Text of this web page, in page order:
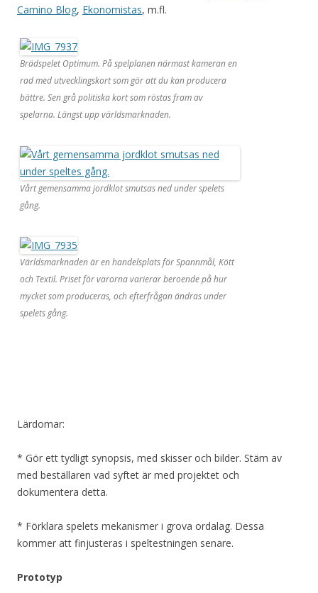
Camino Blog, Ekonomistas, m.fl.
Brädspelet Optimum. På spelplanen närmast kameran en
rad med utvecklingskort som gör att du kan producera
bättre. Sen grå politiska kort som röstas fram av
spelarna. Längst upp världsmarknaden.
Vårt gemensamma jordklot smutsas ned under spelets
gång.
Världsmarknaden är en handelsplats för Spannmål, Kött
och Textil. Priset för varorna varierar beroende på hur
mycket som produceras, och efterfrågan ändras under
spelets gång.
Lärdomar:
* Gör ett tydligt synopsis, med skisser och bilder. Stäm av
med beställaren vad syftet är med projektet och
dokumentera detta.
* Förklara spelets mekanismer i grova ordalag. Dessa
kommer att finjusteras i speltestningen senare.
Prototyp